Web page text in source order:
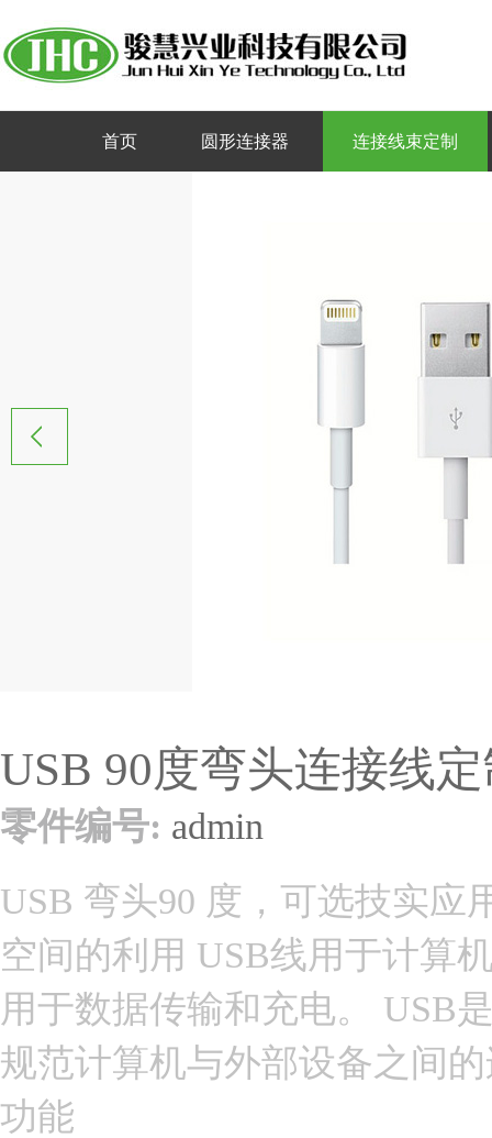
首页 圆形连接器 连接线束定制
USB 90度弯头连接线
零件编号: admin
USB 弯头90 度，可选技实应
空间的利用 USB线用于计算
用于数据传输和充电。 USB
规范计算机与外部设备之间
功能